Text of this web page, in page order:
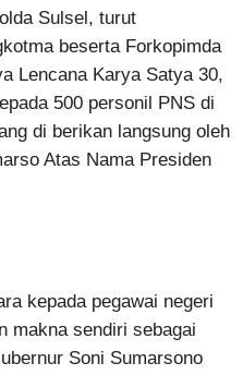
Sulsel, turut
beserta Forkopimda
Lencana Karya Satya 30,
500 personil PNS di
di berikan langsung oleh
Atas Nama Presiden
kepada pegawai negeri
makna sendiri sebagai
Soni Sumarsono